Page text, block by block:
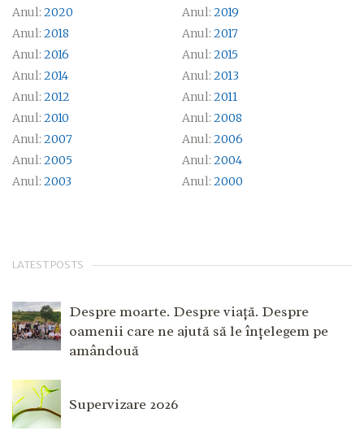
Anul: 2020 Anul: 2019
Anul: 2018 Anul: 2017
Anul: 2016 Anul: 2015
Anul: 2014 Anul: 2013
Anul: 2012 Anul: 2011
Anul: 2010 Anul: 2008
Anul: 2007 Anul: 2006
Anul: 2005 Anul: 2004
Anul: 2003 Anul: 2000
LATEST POSTS
Despre moarte. Despre viață. Despre
oamenii care ne ajută să le înțelegem pe
amândouă
Supervizare 2026